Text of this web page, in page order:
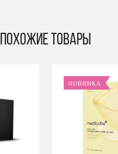
Похожие товары
НОВИНКА